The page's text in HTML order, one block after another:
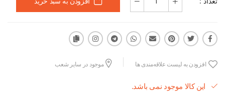
افزودن به لیست علاقه‌مندی ها موجود در سایر شعب
این کالا موجود نمی باشد.